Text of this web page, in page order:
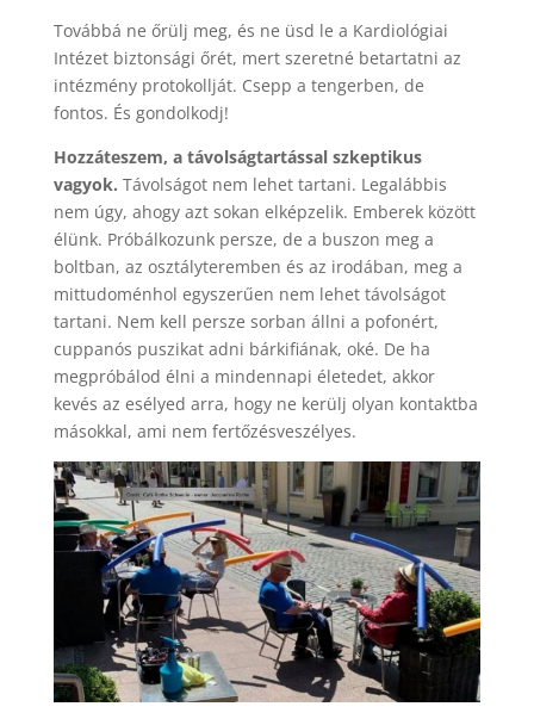
Továbbá ne őrülj meg, és ne üsd le a Kardiológiai
Intézet biztonsági őrét, mert szeretné betartatni az
intézmény protokollját. Csepp a tengerben, de
fontos. És gondolkodj!
Hozzáteszem, a távolságtartással szkeptikus
vagyok. Távolságot nem lehet tartani. Legalábbis
nem úgy, ahogy azt sokan elképzelik. Emberek között
élünk. Próbálkozunk persze, de a buszon meg a
boltban, az osztályteremben és az irodában, meg a
mittudoménhol egyszerűen nem lehet távolságot
tartani. Nem kell persze sorban állni a pofonért,
cuppanós puszikat adni bárkifiának, oké. De ha
megpróbálod élni a mindennapi életedet, akkor
kevés az esélyed arra, hogy ne kerülj olyan kontaktba
másokkal, ami nem fertőzésveszélyes.